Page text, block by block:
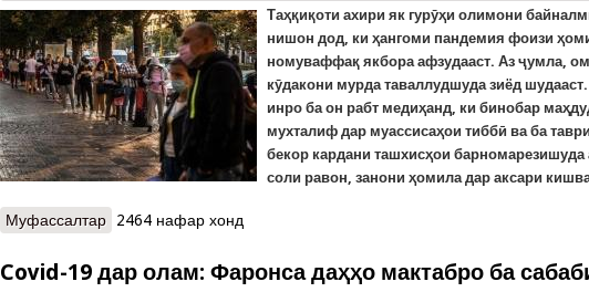
Таҳқиқоти ахири як гурӯҳи олимони
нишон дод, ки ҳангоми пандемия фоизи
номуваффақ якбора афзудааст. Аз ҷумла,
кӯдакони мурда таваллудшуда зиёд шудааст.
инро ба он рабт медиҳанд, ки бинобар
мухталиф дар муассисаҳои тиббӣ ва ба
бекор кардани ташхисҳои барномарезишуда
соли равон, занони ҳомила дар аксари
Муфассалтар о Омори ғамангези занони ҳомила дар давраи пандемия
2464 нафар хонд
Covid-19 дар олам: Фаронса даҳҳо мактабро ба